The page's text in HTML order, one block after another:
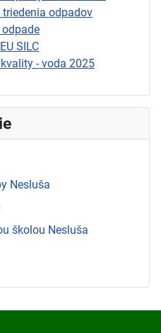
odpadov
SILC
- voda 2025
Nesluša
školou Nesluša